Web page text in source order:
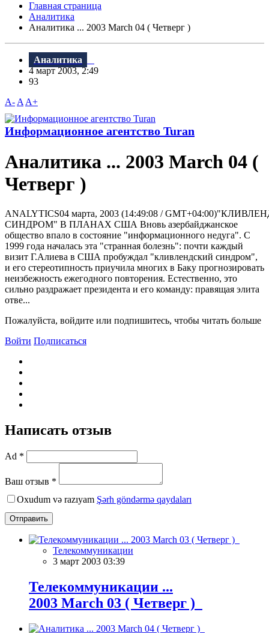
Главная страница
Аналитика
Аналитика ... 2003 March 04 ( Четверг )
Аналитика
4 март 2003, 2:49
93
A- A A+
Информационное агентство Turan
Аналитика ... 2003 March 04 (
Четверг )
ANALYTICS04 марта, 2003 (14:49:08 /
СИНДРОМ" В ПЛАНАХ США Вновь азербайджанское
общество впало в состояние "информационного недуга". С
1999 года началась эта "странная болезнь": почти каждый
визит Г.Алиева в США пробуждал "кливлендский синдром",
и его стереотипность приучила многих в Баку прогнозировать
неизбежность ежегодного повторения. Естественно, это
сильно раздражает президента и его команду: правящая элита
отве...
Пожалуйста, войдите или подпишитесь, чтобы читать больше
Войти Подписаться
Написать отзыв
Ad *
Ваш отзыв *
Oxudum və razıyam Şərh göndərmə qaydaları
Отправить
Телекоммуникации
3 март 2003 03:39
Телекоммуникации ...
2003 March 03 ( Четверг )